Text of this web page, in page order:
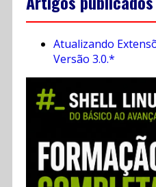
Atualizando
Versão 3.0.*